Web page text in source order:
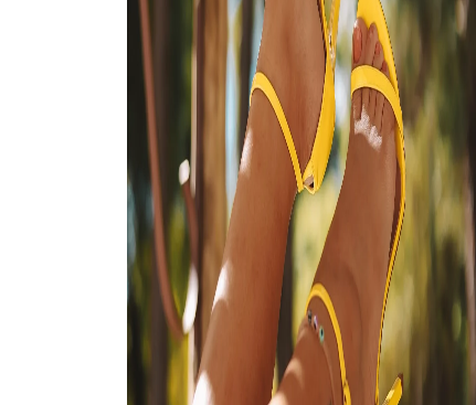
Material
Referência
20% OFF
5% CASHBACK